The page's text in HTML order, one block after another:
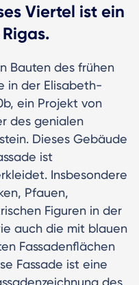
Viertel ist ein
Bauten des frühen
in der Elisabeth-
ein Projekt von
des genialen
Dieses Gebäude
ist
Insbesondere
Pfauen,
Figuren in der
auch die mit blauen
Fassadenflächen
Fassade ist eine
des